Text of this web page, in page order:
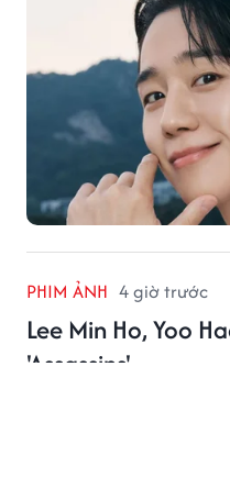
PHIM ẢNH 4 giờ trước
Lee Min Ho, Yoo
'Assassins'